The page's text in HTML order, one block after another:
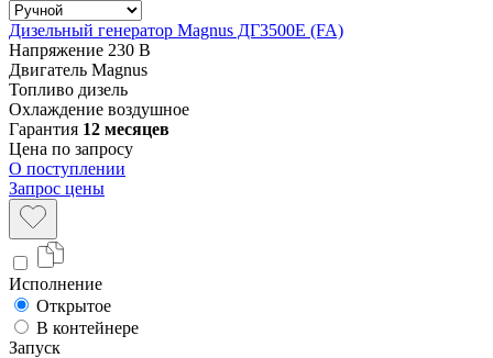
Дизельный генератор Magnus ДГ3500E (FA)
Напряжение 230 В
Двигатель Magnus
Топливо дизель
Охлаждение воздушное
Гарантия 12 месяцев
Цена по запросу
О поступлении
Запрос цены
Исполнение
Открытое
В контейнере
Запуск